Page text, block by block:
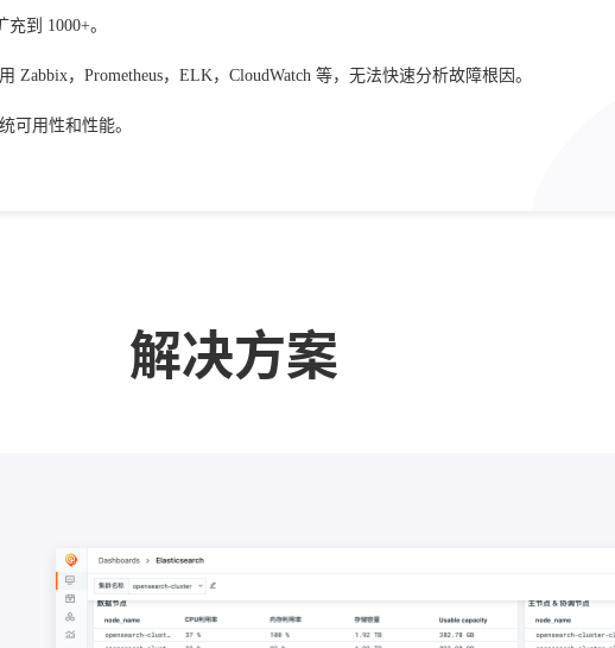
到 1000+。
，Prometheus，ELK，CloudWatch 等，无法快速分析故障根因。
可用性和性能。
解决方案